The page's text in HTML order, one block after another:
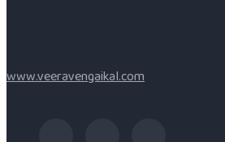
www.veeravengaikal.com